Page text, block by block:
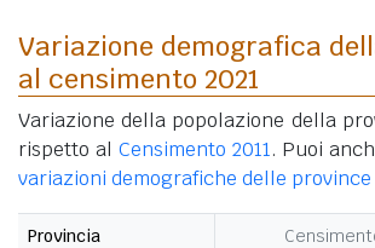
Variazione demografica
al censimento 2021
Variazione della popolazione della
rispetto al Censimento 2011. Puoi
variazioni demografiche delle
Provincia